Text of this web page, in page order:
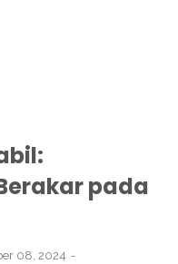
pada
08, 2024